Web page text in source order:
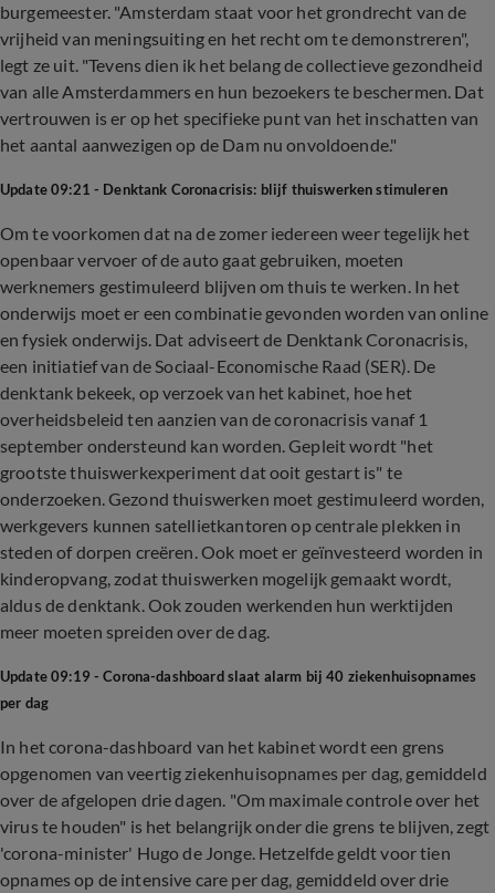
burgemeester. "Amsterdam staat voor het grondrecht van de
vrijheid van meningsuiting en het recht om te demonstreren",
legt ze uit. "Tevens dien ik het belang de collectieve gezondheid
van alle Amsterdammers en hun bezoekers te beschermen. Dat
vertrouwen is er op het specifieke punt van het inschatten van
het aantal aanwezigen op de Dam nu onvoldoende."
Update 09:21 - Denktank Coronacrisis: blijf thuiswerken stimuleren
Om te voorkomen dat na de zomer iedereen weer tegelijk het
openbaar vervoer of de auto gaat gebruiken, moeten
werknemers gestimuleerd blijven om thuis te werken. In het
onderwijs moet er een combinatie gevonden worden van online
en fysiek onderwijs. Dat adviseert de Denktank Coronacrisis,
een initiatief van de Sociaal-Economische Raad (SER). De
denktank bekeek, op verzoek van het kabinet, hoe het
overheidsbeleid ten aanzien van de coronacrisis vanaf 1
september ondersteund kan worden. Gepleit wordt "het
grootste thuiswerkexperiment dat ooit gestart is" te
onderzoeken. Gezond thuiswerken moet gestimuleerd worden,
werkgevers kunnen satellietkantoren op centrale plekken in
steden of dorpen creëren. Ook moet er geïnvesteerd worden in
kinderopvang, zodat thuiswerken mogelijk gemaakt wordt,
aldus de denktank. Ook zouden werkenden hun werktijden
meer moeten spreiden over de dag.
Update 09:19 - Corona-dashboard slaat alarm bij 40 ziekenhuisopnames
per dag
In het corona-dashboard van het kabinet wordt een grens
opgenomen van veertig ziekenhuisopnames per dag, gemiddeld
over de afgelopen drie dagen. "Om maximale controle over het
virus te houden" is het belangrijk onder die grens te blijven, zegt
'corona-minister' Hugo de Jonge. Hetzelfde geldt voor tien
opnames op de intensive care per dag, gemiddeld over drie